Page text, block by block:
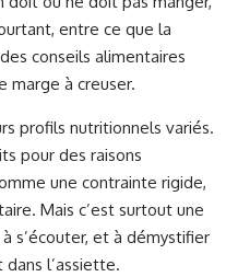
entre ce que la
conseils alimentaires
marge à creuser.
profils nutritionnels variés.
pour des raisons
une contrainte rigide,
Mais c’est surtout une
s’écouter, et à démystifier
l’assiette.